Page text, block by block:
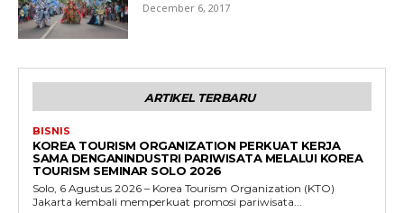
December 6, 2017
ARTIKEL TERBARU
BISNIS
KOREA TOURISM ORGANIZATION PERKUAT KERJA
SAMA DENGANINDUSTRI PARIWISATA MELALUI KOREA
TOURISM SEMINAR SOLO 2026
Solo, 6 Agustus 2026 – Korea Tourism Organization (KTO)
Jakarta kembali memperkuat promosi pariwisata...